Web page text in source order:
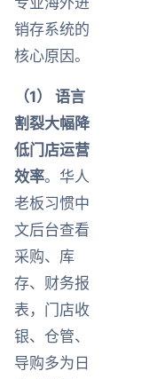
销存系统的
核心原因。
（1） 语言
割裂大幅降
低门店运营
效率。华人
老板习惯中
文后台查看
采购、库
存、财务报
表，门店收
银、仓管、
导购多为日